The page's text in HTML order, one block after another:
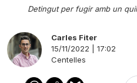
Detingut per fugir amb un
Carles Fiter
15/11/2022 | 17:02
Centelles